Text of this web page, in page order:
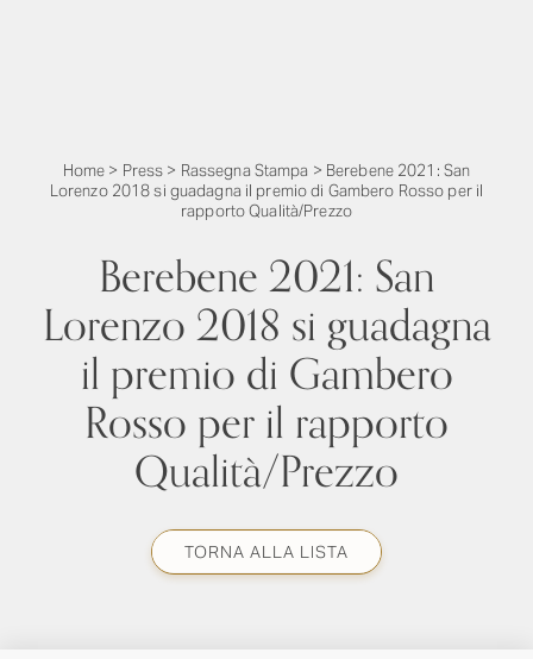
Home > Press > Rassegna Stampa > Berebene 2021: San
Lorenzo 2018 si guadagna il premio di Gambero Rosso per il
rapporto Qualità/Prezzo
Berebene 2021: San
Lorenzo 2018 si guadagna
il premio di Gambero
Rosso per il rapporto
Qualità/Prezzo
TORNA ALLA LISTA